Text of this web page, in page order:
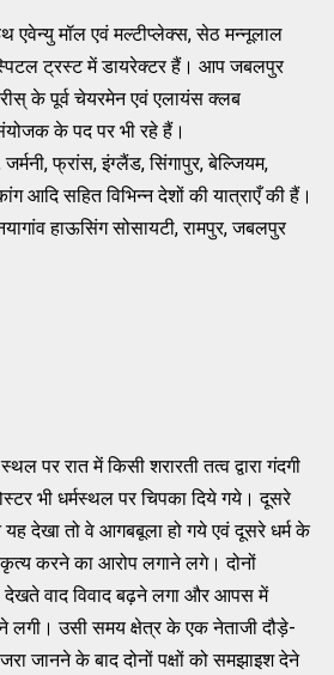
एवेन्यु मॉल एवं मल्टीप्लेक्स, सेठ मन्नूलाल
ट्रस्ट में डायरेक्टर हैं। आप जबलपुर
के पूर्व चेयरमेन एवं एलायंस क्लब
के पद पर भी रहे हैं।
फ्रांस, इंग्लैंड, सिंगापुर, बेल्जियम,
आदि सहित विभिन्न देशों की यात्राएँ की हैं।
हाऊसिंग सोसायटी, रामपुर, जबलपुर
पर रात में किसी शरारती तत्व द्वारा गंदगी
भी धर्मस्थल पर चिपका दिये गये। दूसरे
यह देखा तो वे आगबबूला हो गये एवं दूसरे धर्म के
कृत्य करने का आरोप लगाने लगे। दोनों
देखते वाद विवाद बढ़ने लगा और आपस में
लगी। उसी समय क्षेत्र के एक नेताजी दौड़े-
जानने के बाद दोनों पक्षों को समझाइश देने